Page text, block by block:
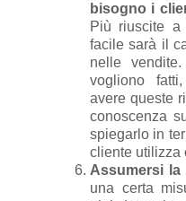
bisogno i
Più riuscite
facile sarà il
nelle
vogliono
avere queste
conoscenza
spiegarlo in
cliente utilizza
Assumersi
una certa